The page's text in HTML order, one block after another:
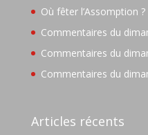
Où fêter l’Assomption ?
Commentaires du
Commentaires du
Commentaires du
Articles récents